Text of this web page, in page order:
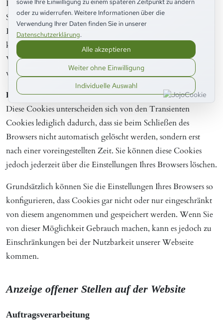
Ihres Browsers gespeichert. Diese speichern eine sogenannte
Session-ID, mit welcher sich verschiedene Anfragen Ihres
Browsers der gemeinsamen Sitzung zuordnen lassen. Dadurch
kann Ihr Rechner wiedererkannt werden, wenn Sie auf die
Webseite zurückkehren. Sobald Sie den Browser schließen,
werden auch diese Cookies automatisch gelöscht.
Persistente Cookies (zeitlich beschränkte Cookies)
Diese Cookies unterscheiden sich von den Transienten
Cookies lediglich dadurch, dass sie beim Schließen des
Browsers nicht automatisch gelöscht werden, sondern erst
nach einer voreingestellten Zeit. Sie können diese Cookies
jedoch jederzeit über die Einstellungen Ihres Browsers löschen.
Grundsätzlich können Sie die Einstellungen Ihres Browsers so
konfigurieren, dass Cookies gar nicht oder nur eingeschränkt
von diesem angenommen und gespeichert werden. Wenn Sie
von dieser Möglichkeit Gebrauch machen, kann es jedoch zu
Einschränkungen bei der Nutzbarkeit unserer Webseite
kommen.
Anzeige offener Stellen auf der Website
Auftragsverarbeitung
sowie Ihre Einwilligung zu einem späteren Zeitpunkt zu ändern
oder zu widerrufen. Weitere Informationen über die
Verwendung Ihrer Daten finden Sie in unserer
Datenschutzerklärung.
Alle akzeptieren
Weiter ohne Einwilligung
Individuelle Auswahl